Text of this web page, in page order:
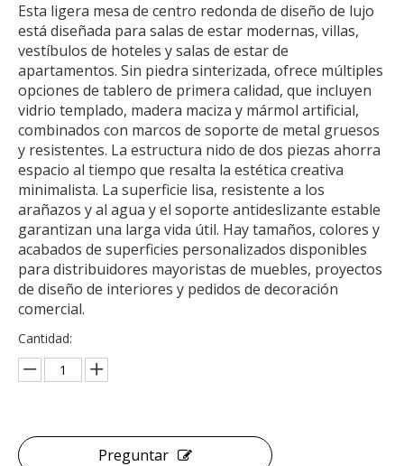
Esta ligera mesa de centro redonda de diseño de lujo
está diseñada para salas de estar modernas, villas,
vestíbulos de hoteles y salas de estar de
apartamentos. Sin piedra sinterizada, ofrece múltiples
opciones de tablero de primera calidad, que incluyen
vidrio templado, madera maciza y mármol artificial,
combinados con marcos de soporte de metal gruesos
y resistentes. La estructura nido de dos piezas ahorra
espacio al tiempo que resalta la estética creativa
minimalista. La superficie lisa, resistente a los
arañazos y al agua y el soporte antideslizante estable
garantizan una larga vida útil. Hay tamaños, colores y
acabados de superficies personalizados disponibles
para distribuidores mayoristas de muebles, proyectos
de diseño de interiores y pedidos de decoración
comercial.
Cantidad:
Preguntar